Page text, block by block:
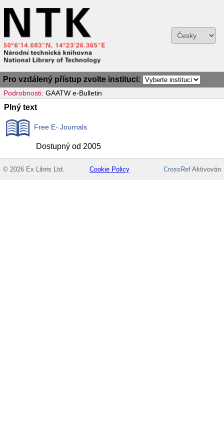
Pro vzdálený přístup zvolte instituci:
Podrobnosti: GAATW e-Bulletin
Plný text
Free E- Journals
Dostupný od 2005
© 2026 Ex Libris Ltd. Cookie Policy CrossRefAktivován